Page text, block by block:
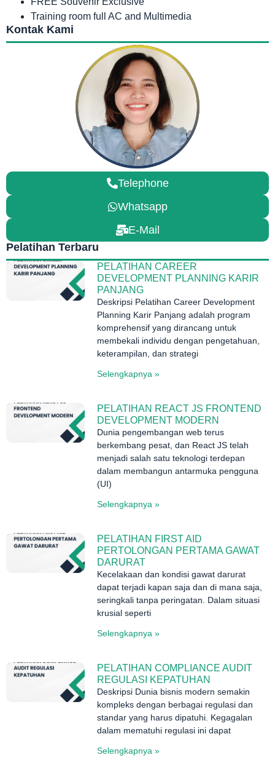
Training room full AC and Multimedia
Kontak Kami
Telephone
Whatsapp
E-Mail
Pelatihan Terbaru
PELATIHAN CAREER
DEVELOPMENT PLANNING KARIR
PANJANG
Deskripsi Pelatihan Career Development
Planning Karir Panjang adalah program
komprehensif yang dirancang untuk
membekali individu dengan pengetahuan,
keterampilan, dan strategi
Selengkapnya »
PELATIHAN REACT JS FRONTEND
DEVELOPMENT MODERN
Dunia pengembangan web terus
berkembang pesat, dan React JS telah
menjadi salah satu teknologi terdepan
dalam membangun antarmuka pengguna
(UI)
Selengkapnya »
PELATIHAN FIRST AID
PERTOLONGAN PERTAMA GAWAT
DARURAT
Kecelakaan dan kondisi gawat darurat
dapat terjadi kapan saja dan di mana saja,
seringkali tanpa peringatan. Dalam situasi
krusial seperti
Selengkapnya »
PELATIHAN COMPLIANCE AUDIT
REGULASI KEPATUHAN
Deskripsi Dunia bisnis modern semakin
kompleks dengan berbagai regulasi dan
standar yang harus dipatuhi. Kegagalan
dalam mematuhi regulasi ini dapat
Selengkapnya »